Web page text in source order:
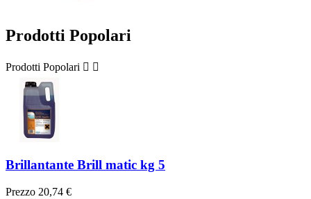
Prodotti Popolari
Prodotti Popolari  
Brillantante Brill matic kg 5
Prezzo 20,74 €